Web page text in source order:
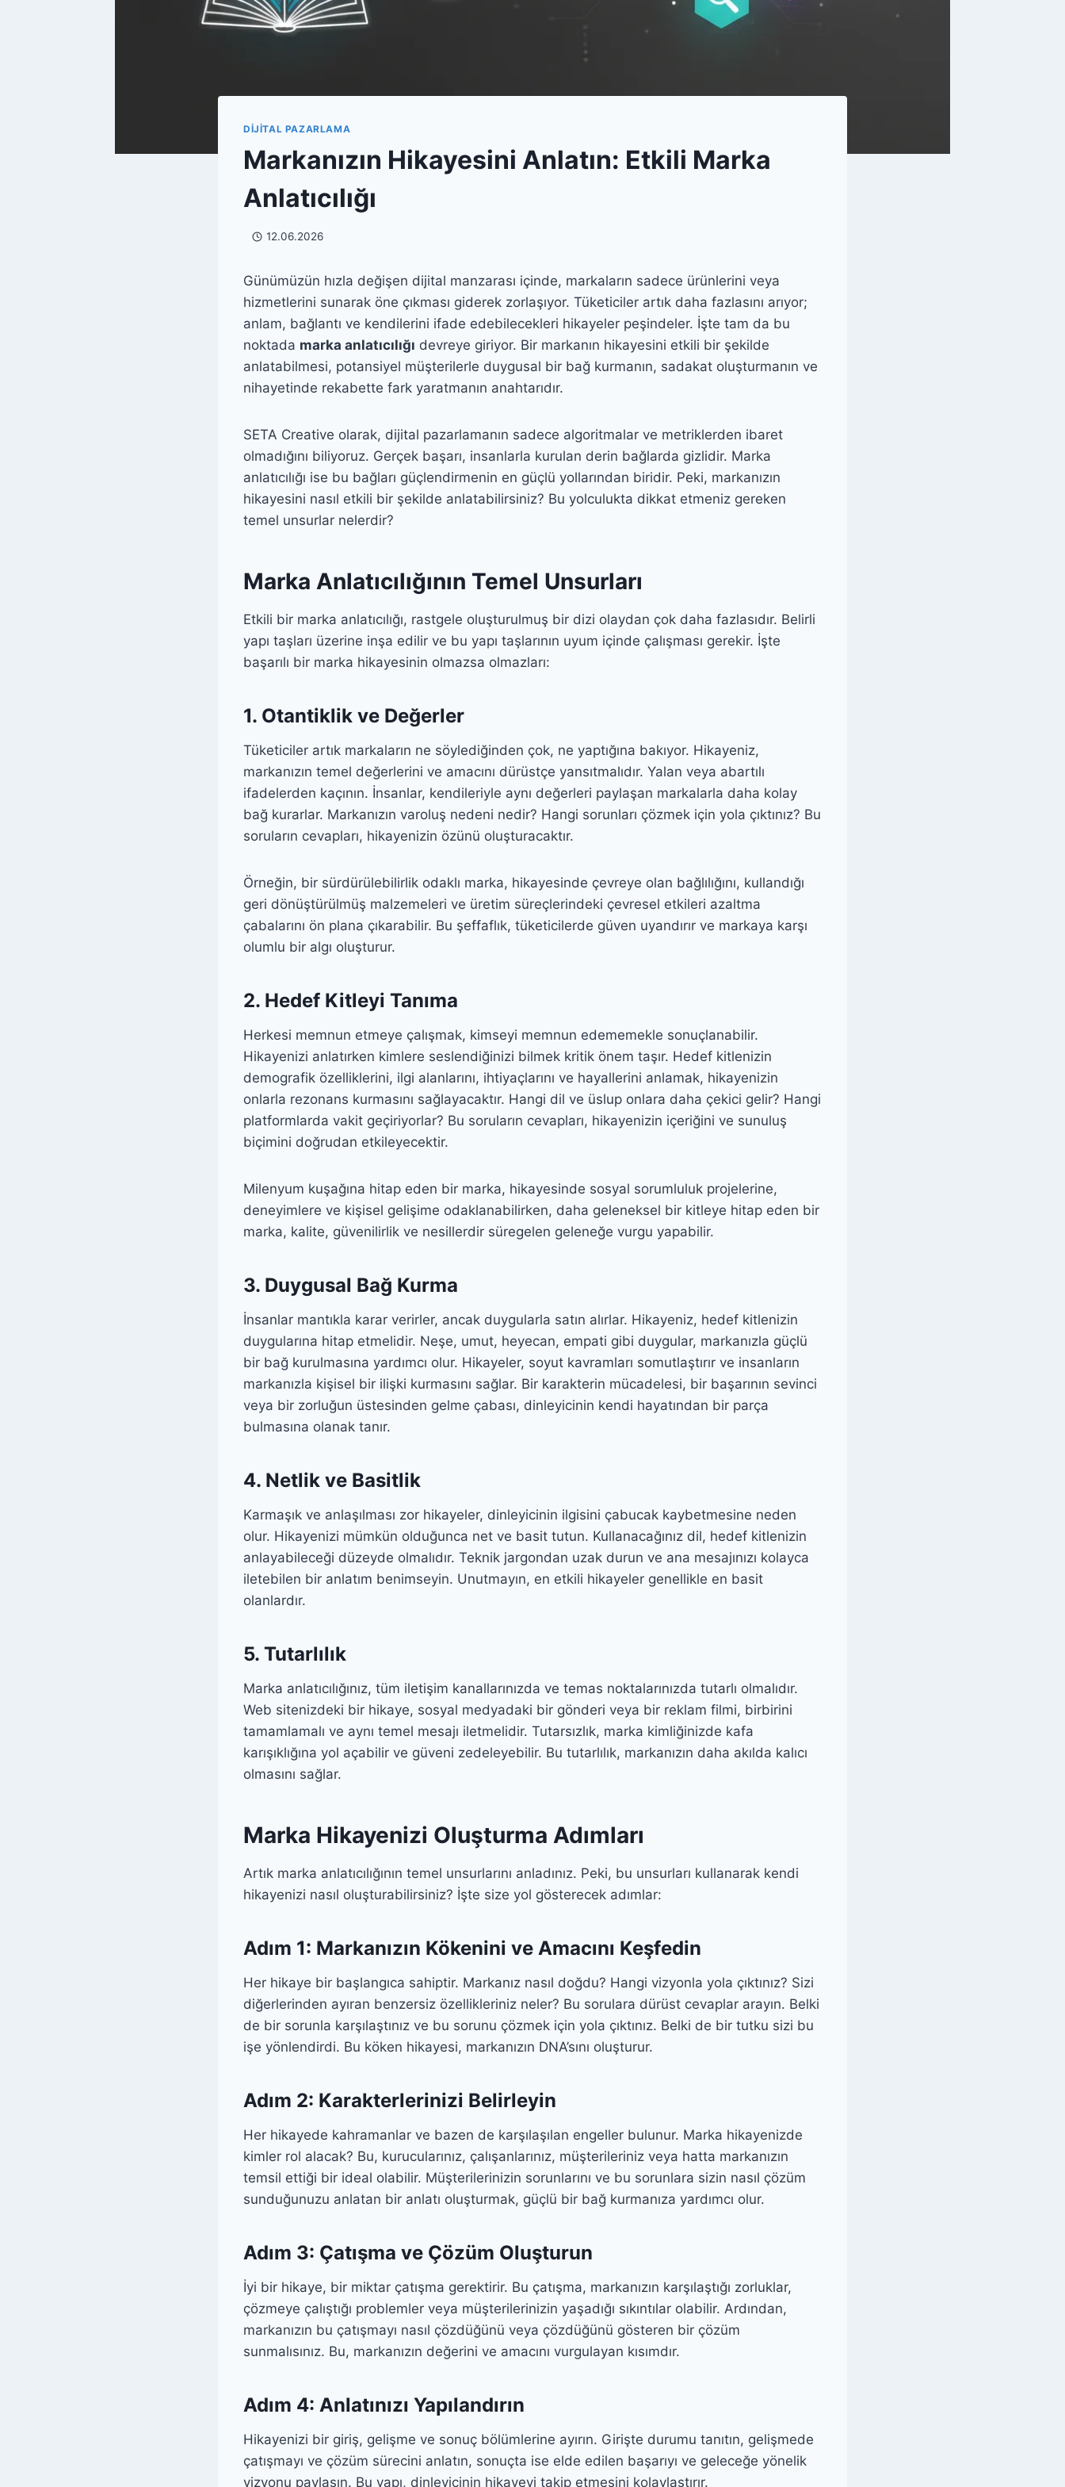
DIJITAL PAZARLAMA
Markanızın Hikayesini Anlatın: Etkili Marka
Anlatıcılığı
12.06.2026
Günümüzün hızla değişen dijital manzarası içinde, markaların sadece ürünlerini veya
hizmetlerini sunarak öne çıkması giderek zorlaşıyor. Tüketiciler artık daha fazlasını arıyor;
anlam, bağlantı ve kendilerini ifade edebilecekleri hikayeler peşindeler. İşte tam da bu
noktada marka anlatıcılığı devreye giriyor. Bir markanın hikayesini etkili bir şekilde
anlatabilmesi, potansiyel müşterilerle duygusal bir bağ kurmanın, sadakat oluşturmanın ve
nihayetinde rekabette fark yaratmanın anahtarıdır.
SETA Creative olarak, dijital pazarlamanın sadece algoritmalar ve metriklerden ibaret
olmadığını biliyoruz. Gerçek başarı, insanlarla kurulan derin bağlarda gizlidir. Marka
anlatıcılığı ise bu bağları güçlendirmenin en güçlü yollarından biridir. Peki, markanızın
hikayesini nasıl etkili bir şekilde anlatabilirsiniz? Bu yolculukta dikkat etmeniz gereken
temel unsurlar nelerdir?
Marka Anlatıcılığının Temel Unsurları
Etkili bir marka anlatıcılığı, rastgele oluşturulmuş bir dizi olaydan çok daha fazlasıdır. Belirli
yapı taşları üzerine inşa edilir ve bu yapı taşlarının uyum içinde çalışması gerekir. İşte
başarılı bir marka hikayesinin olmazsa olmazları:
1. Otantiklik ve Değerler
Tüketiciler artık markaların ne söylediğinden çok, ne yaptığına bakıyor. Hikayeniz,
markanızın temel değerlerini ve amacını dürüstçe yansıtmalıdır. Yalan veya abartılı
ifadelerden kaçının. İnsanlar, kendileriyle aynı değerleri paylaşan markalarla daha kolay
bağ kurarlar. Markanızın varoluş nedeni nedir? Hangi sorunları çözmek için yola çıktınız? Bu
soruların cevapları, hikayenizin özünü oluşturacaktır.
Örneğin, bir sürdürülebilirlik odaklı marka, hikayesinde çevreye olan bağlılığını, kullandığı
geri dönüştürülmüş malzemeleri ve üretim süreçlerindeki çevresel etkileri azaltma
çabalarını ön plana çıkarabilir. Bu şeffaflık, tüketicilerde güven uyandırır ve markaya karşı
olumlu bir algı oluşturur.
2. Hedef Kitleyi Tanıma
Herkesi memnun etmeye çalışmak, kimseyi memnun edememekle sonuçlanabilir.
Hikayenizi anlatırken kimlere seslendiğinizi bilmek kritik önem taşır. Hedef kitlenizin
demografik özelliklerini, ilgi alanlarını, ihtiyaçlarını ve hayallerini anlamak, hikayenizin
onlarla rezonans kurmasını sağlayacaktır. Hangi dil ve üslup onlara daha çekici gelir? Hangi
platformlarda vakit geçiriyorlar? Bu soruların cevapları, hikayenizin içeriğini ve sunuluş
biçimini doğrudan etkileyecektir.
Milenyum kuşağına hitap eden bir marka, hikayesinde sosyal sorumluluk projelerine,
deneyimlere ve kişisel gelişime odaklanabilirken, daha geleneksel bir kitleye hitap eden bir
marka, kalite, güvenilirlik ve nesillerdir süregelen geleneğe vurgu yapabilir.
3. Duygusal Bağ Kurma
İnsanlar mantıkla karar verirler, ancak duygularla satın alırlar. Hikayeniz, hedef kitlenizin
duygularına hitap etmelidir. Neşe, umut, heyecan, empati gibi duygular, markanızla güçlü
bir bağ kurulmasına yardımcı olur. Hikayeler, soyut kavramları somutlaştırır ve insanların
markanızla kişisel bir ilişki kurmasını sağlar. Bir karakterin mücadelesi, bir başarının sevinci
veya bir zorluğun üstesinden gelme çabası, dinleyicinin kendi hayatından bir parça
bulmasına olanak tanır.
4. Netlik ve Basitlik
Karmaşık ve anlaşılması zor hikayeler, dinleyicinin ilgisini çabucak kaybetmesine neden
olur. Hikayenizi mümkün olduğunca net ve basit tutun. Kullanacağınız dil, hedef kitlenizin
anlayabileceği düzeyde olmalıdır. Teknik jargondan uzak durun ve ana mesajınızı kolayca
iletebilen bir anlatım benimseyin. Unutmayın, en etkili hikayeler genellikle en basit
olanlardır.
5. Tutarlılık
Marka anlatıcılığınız, tüm iletişim kanallarınızda ve temas noktalarınızda tutarlı olmalıdır.
Web sitenizdeki bir hikaye, sosyal medyadaki bir gönderi veya bir reklam filmi, birbirini
tamamlamalı ve aynı temel mesajı iletmelidir. Tutarsızlık, marka kimliğinizde kafa
karışıklığına yol açabilir ve güveni zedeleyebilir. Bu tutarlılık, markanızın daha akılda kalıcı
olmasını sağlar.
Marka Hikayenizi Oluşturma Adımları
Artık marka anlatıcılığının temel unsurlarını anladınız. Peki, bu unsurları kullanarak kendi
hikayenizi nasıl oluşturabilirsiniz? İşte size yol gösterecek adımlar:
Adım 1: Markanızın Kökenini ve Amacını Keşfedin
Her hikaye bir başlangıca sahiptir. Markanız nasıl doğdu? Hangi vizyonla yola çıktınız? Sizi
diğerlerinden ayıran benzersiz özellikleriniz neler? Bu sorulara dürüst cevaplar arayın. Belki
de bir sorunla karşılaştınız ve bu sorunu çözmek için yola çıktınız. Belki de bir tutku sizi bu
işe yönlendirdi. Bu köken hikayesi, markanızın DNA’sını oluşturur.
Adım 2: Karakterlerinizi Belirleyin
Her hikayede kahramanlar ve bazen de karşılaşılan engeller bulunur. Marka hikayenizde
kimler rol alacak? Bu, kurucularınız, çalışanlarınız, müşterileriniz veya hatta markanızın
temsil ettiği bir ideal olabilir. Müşterilerinizin sorunlarını ve bu sorunlara sizin nasıl çözüm
sunduğunuzu anlatan bir anlatı oluşturmak, güçlü bir bağ kurmanıza yardımcı olur.
Adım 3: Çatışma ve Çözüm Oluşturun
İyi bir hikaye, bir miktar çatışma gerektirir. Bu çatışma, markanızın karşılaştığı zorluklar,
çözmeye çalıştığı problemler veya müşterilerinizin yaşadığı sıkıntılar olabilir. Ardından,
markanızın bu çatışmayı nasıl çözdüğünü veya çözdüğünü gösteren bir çözüm
sunmalısınız. Bu, markanızın değerini ve amacını vurgulayan kısımdır.
Adım 4: Anlatınızı Yapılandırın
Hikayenizi bir giriş, gelişme ve sonuç bölümlerine ayırın. Girişte durumu tanıtın, gelişmede
çatışmayı ve çözüm sürecini anlatın, sonuçta ise elde edilen başarıyı ve geleceğe yönelik
vizyonu paylaşın. Bu yapı, dinleyicinin hikayeyi takip etmesini kolaylaştırır.